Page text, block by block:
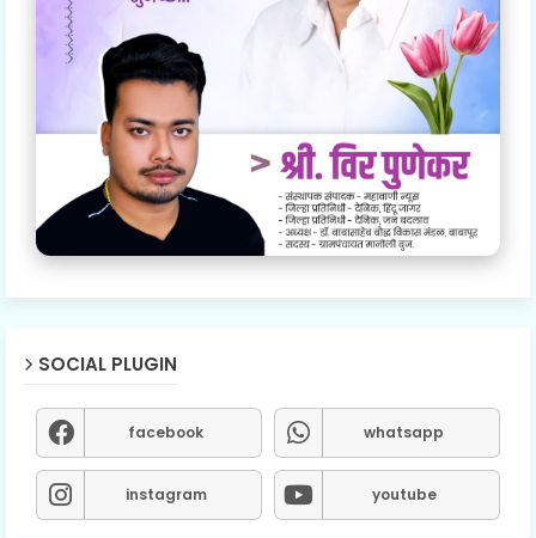
SOCIAL PLUGIN
facebook whatsapp
instagram youtube